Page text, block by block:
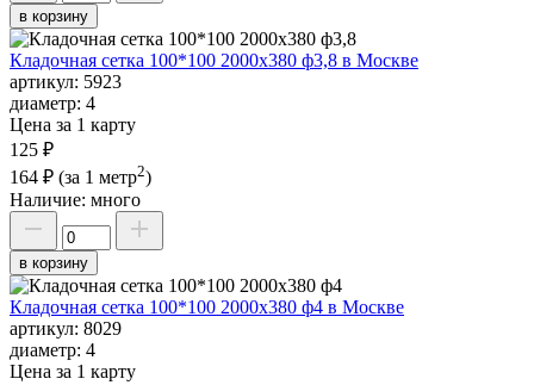
в корзину
Кладочная сетка 100*100 2000х380 ф3,8 в Москве
артикул: 5923
диаметр: 4
Цена за 1 карту
125 ₽
164 ₽ (за 1 метр2)
Наличие: много
в корзину
Кладочная сетка 100*100 2000х380 ф4 в Москве
артикул: 8029
диаметр: 4
Цена за 1 карту